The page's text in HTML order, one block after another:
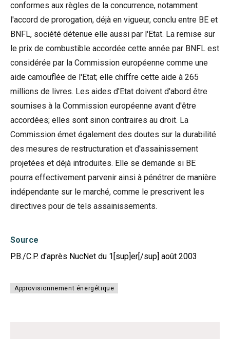
conformes aux règles de la concurrence, notamment
l'accord de prorogation, déjà en vigueur, conclu entre BE et
BNFL, société détenue elle aussi par l'Etat. La remise sur
le prix de combustible accordée cette année par BNFL est
considérée par la Commission européenne comme une
aide camouflée de l'Etat; elle chiffre cette aide à 265
millions de livres. Les aides d'Etat doivent d'abord être
soumises à la Commission européenne avant d'être
accordées; elles sont sinon contraires au droit. La
Commission émet également des doutes sur la durabilité
des mesures de restructuration et d'assainissement
projetées et déjà introduites. Elle se demande si BE
pourra effectivement parvenir ainsi à pénétrer de manière
indépendante sur le marché, comme le prescrivent les
directives pour de tels assainissements.
Source
P.B./C.P. d'après NucNet du 1[sup]er[/sup] août 2003
Approvisionnement énergétique